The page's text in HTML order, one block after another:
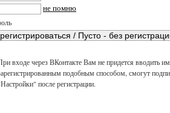
не помню
входе через ВКонтакте Вам не придется вводить
подобным способом, смогут
после регистрации.